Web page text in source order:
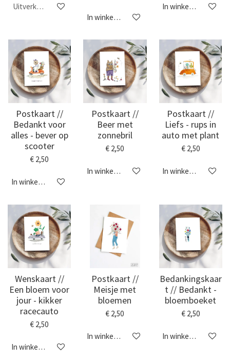
Uitverkocht
In winkelwagen
In winkelwagen
Postkaart //
Bedankt voor
alles - bever op
scooter
€ 2,50
In winkelwagen
Postkaart //
Beer met
zonnebril
€ 2,50
In winkelwagen
Postkaart //
Liefs - rups in
auto met plant
€ 2,50
In winkelwagen
Wenskaart //
Een bloem voor
jour - kikker
racecauto
€ 2,50
In winkelwagen
Postkaart //
Meisje met
bloemen
€ 2,50
In winkelwagen
Bedankingskaar
t // Bedankt -
bloemboeket
€ 2,50
In winkelwagen